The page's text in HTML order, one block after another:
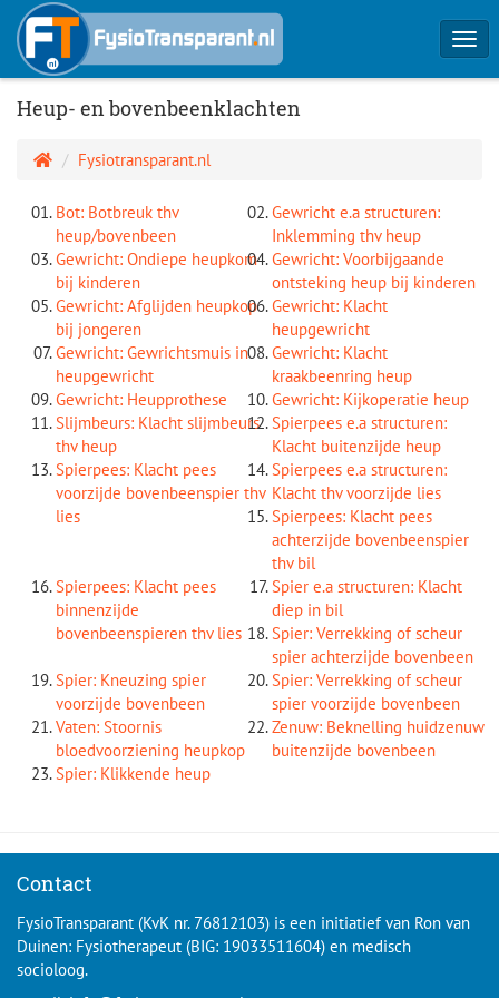
Heup- en bovenbeenklachten
Fysiotransparant.nl
Bot: Botbreuk thv
heup/bovenbeen
Gewricht e.a structuren:
Inklemming thv heup
Gewricht: Ondiepe heupkom
bij kinderen
Gewricht: Voorbijgaande
ontsteking heup bij kinderen
Gewricht: Afglijden heupkop
bij jongeren
Gewricht: Klacht
heupgewricht
Gewricht: Gewrichtsmuis in
heupgewricht
Gewricht: Klacht
kraakbeenring heup
Gewricht: Heupprothese
Gewricht: Kijkoperatie heup
Slijmbeurs: Klacht slijmbeurs
thv heup
Spierpees e.a structuren:
Klacht buitenzijde heup
Spierpees: Klacht pees
voorzijde bovenbeenspier thv
lies
Spierpees e.a structuren:
Klacht thv voorzijde lies
Spierpees: Klacht pees
achterzijde bovenbeenspier
thv bil
Spierpees: Klacht pees
binnenzijde
bovenbeenspieren thv lies
Spier e.a structuren: Klacht
diep in bil
Spier: Verrekking of scheur
spier achterzijde bovenbeen
Spier: Kneuzing spier
voorzijde bovenbeen
Spier: Verrekking of scheur
spier voorzijde bovenbeen
Vaten: Stoornis
bloedvoorziening heupkop
Zenuw: Beknelling huidzenuw
buitenzijde bovenbeen
Spier: Klikkende heup
Contact
FysioTransparant (KvK nr. 76812103) is een initiatief van Ron van
Duinen: Fysiotherapeut (BIG: 19033511604) en medisch
socioloog.